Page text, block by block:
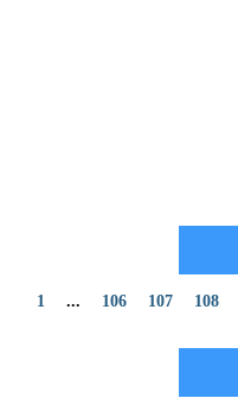
1 ... 106 107 108